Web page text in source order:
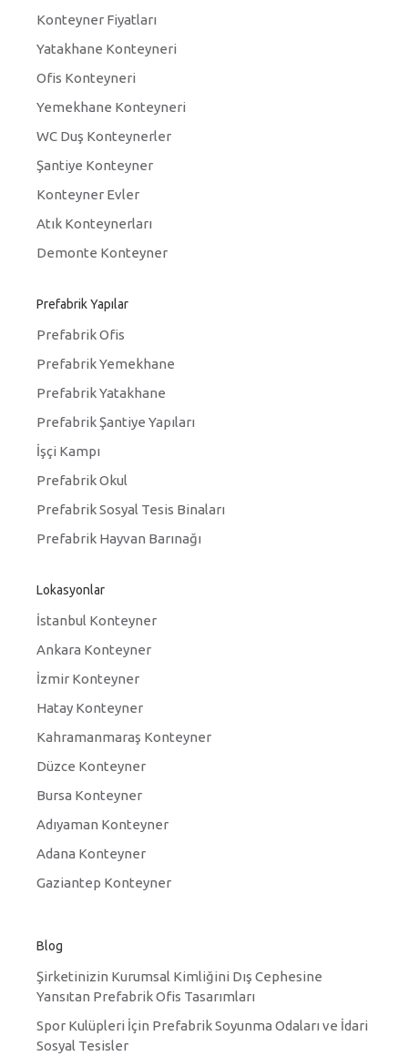
Konteyner Fiyatları
Yatakhane Konteyneri
Ofis Konteyneri
Yemekhane Konteyneri
WC Duş Konteynerler
Şantiye Konteyner
Konteyner Evler
Atık Konteynerları
Demonte Konteyner
Prefabrik Yapılar
Prefabrik Ofis
Prefabrik Yemekhane
Prefabrik Yatakhane
Prefabrik Şantiye Yapıları
İşçi Kampı
Prefabrik Okul
Prefabrik Sosyal Tesis Binaları
Prefabrik Hayvan Barınağı
Lokasyonlar
İstanbul Konteyner
Ankara Konteyner
İzmir Konteyner
Hatay Konteyner
Kahramanmaraş Konteyner
Düzce Konteyner
Bursa Konteyner
Adıyaman Konteyner
Adana Konteyner
Gaziantep Konteyner
Blog
Şirketinizin Kurumsal Kimliğini Dış Cephesine
Yansıtan Prefabrik Ofis Tasarımları
Spor Kulüpleri İçin Prefabrik Soyunma Odaları ve İdari
Sosyal Tesisler